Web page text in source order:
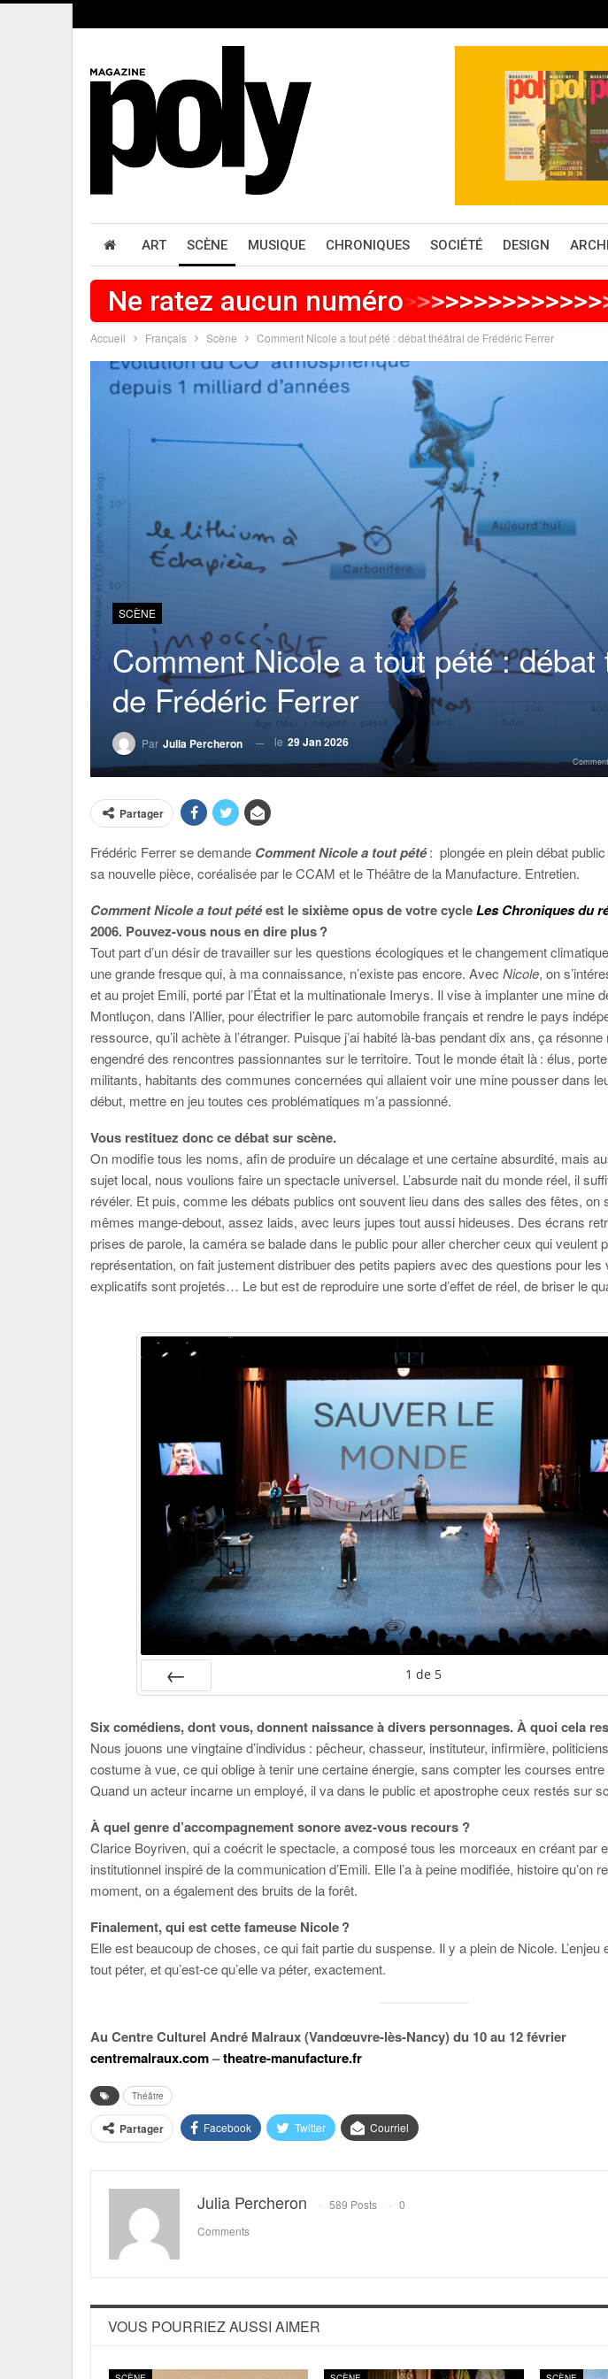
ART SCÈNE MUSIQUE CHRONIQUES SOCIÉTÉ DESIGN
Ne ratez aucun numéro>>>>>>>>>>>>>
Accueil Français Scène Comment Nicole a tout pété : débat théâtral de Frédéric Ferrer
SCÈNE
Comment Nicole a tout pété : débat
de Frédéric Ferrer
Par Julia Percheron le 29 Jan 2026
Partager
Frédéric Ferrer se demande Comment Nicole a tout pété: plongée en plein débat
sa nouvelle pièce, coréalisée par le CCAM et le Théâtre de la Manufacture. Entretien.
Comment Nicole a tout pétéest le sixième opus de votre cycleLes Chroniques du
2006. Pouvez-vous nous en dire plus ?
Tout part d’un désir de travailler sur les questions écologiques et le changement
une grande fresque qui, à ma connaissance, n’existe pas encore. Avec Nicole, on
et au projet Emili, porté par l’État et la multinationale Imerys. Il vise à implanter une mine
Montluçon, dans l’Allier, pour électrifier le parc automobile français et rendre le pays
ressource, qu’il achète à l’étranger. Puisque j’ai habité là-bas pendant dix ans, ça
engendré des rencontres passionnantes sur le territoire. Tout le monde était là : élus,
militants, habitants des communes concernées qui allaient voir une mine pousser dans
début, mettre en jeu toutes ces problématiques m’a passionné.
Vous restituez donc ce débat sur scène.
On modifie tous les noms, afin de produire un décalage et une certaine absurdité, mais
sujet local, nous voulions faire un spectacle universel. L’absurde nait du monde réel, il
révéler. Et puis, comme les débats publics ont souvent lieu dans des salles des fêtes, on
mêmes mange-debout, assez laids, avec leurs jupes tout aussi hideuses. Des écrans
prises de parole, la caméra se balade dans le public pour aller chercher ceux qui veulent
représentation, on fait justement distribuer des petits papiers avec des questions pour
explicatifs sont projetés… Le but est de reproduire une sorte d’effet de réel, de briser le
1 de 5
Six comédiens, dont vous, donnent naissance à divers personnages. À quoi cela
Nous jouons une vingtaine d’individus : pêcheur, chasseur, instituteur, infirmière,
costume à vue, ce qui oblige à tenir une certaine énergie, sans compter les courses entre
Quand un acteur incarne un employé, il va dans le public et apostrophe ceux restés sur
À quel genre d’accompagnement sonore avez-vous recours ?
Clarice Boyriven, qui a coécrit le spectacle, a composé tous les morceaux en créant par
institutionnel inspiré de la communication d’Emili. Elle l’a à peine modifiée, histoire qu’on
moment, on a également des bruits de la forêt.
Finalement, qui est cette fameuse Nicole ?
Elle est beaucoup de choses, ce qui fait partie du suspense. Il y a plein de Nicole.
tout péter, et qu’est-ce qu’elle va péter, exactement.
Au Centre Culturel André Malraux (Vandœuvre-lès-Nancy) du 10 au 12 février
centremalraux.com–theatre-manufacture.fr
Théâtre
Partager Facebook Twitter Courriel
Julia Percheron 589 Posts
0
Comments
VOUS POURRIEZ AUSSI AIMER